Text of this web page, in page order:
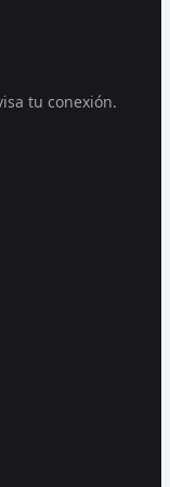
tu conexión.